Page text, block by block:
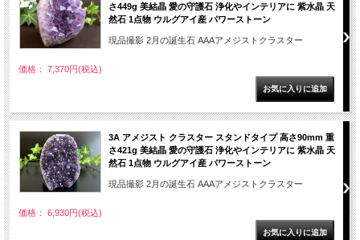
さ449g 美結晶 愛の守護石 浄化やインテリアに 紫水晶 天
然石 1点物 ウルグアイ産 パワーストーン
現品撮影 2月の誕生石 AAAアメジストクラスター
価格： 7,370円(税込)
3A アメジスト クラスター スタンドタイプ 高さ90mm 重
さ421g 美結晶 愛の守護石 浄化やインテリアに 紫水晶 天
然石 1点物 ウルグアイ産 パワーストーン
現品撮影 2月の誕生石 AAAアメジストクラスター
価格： 6,930円(税込)